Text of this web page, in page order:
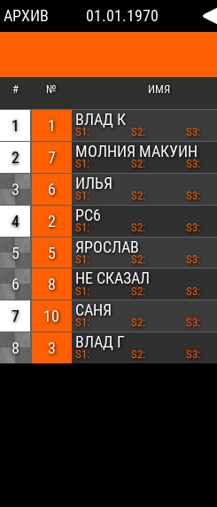
АРХИВ 01.01.1970
# № ИМЯ
1 1 ВЛАД К
S1: S2: S3:
2
7 МОЛНИЯ МАКУИН
S1: S2: S3:
3
6 ИЛЬЯ
S1: S2: S3:
4
2 РС6
S1: S2: S3:
5
5 ЯРОСЛАВ
S1: S2: S3:
6
8 НЕ СКАЗАЛ
S1: S2: S3:
7
10 САНЯ
S1: S2: S3:
8
3 ВЛАД Г
S1: S2: S3: